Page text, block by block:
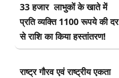
33 हजार लाभुकों के खाते में
प्रति व्यक्ति 1100 रूपये की दर
से राशि का किया हस्तांतरण!
राष्ट्र गौरव एवं राष्ट्रीय एकता